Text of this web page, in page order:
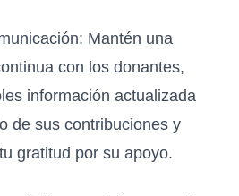
Mantén una
con los donantes,
información actualizada
de sus contribuciones y
gratitud por su apoyo.